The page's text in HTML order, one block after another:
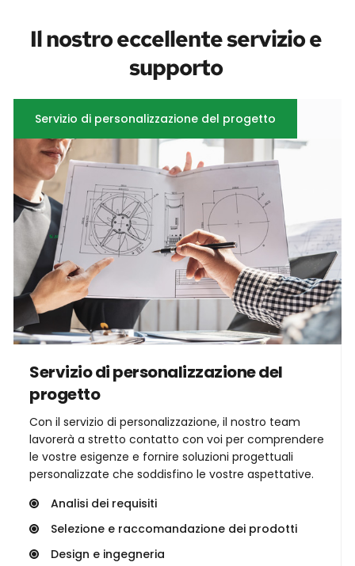
Il nostro eccellente servizio e
supporto
Servizio di personalizzazione del progetto
Servizio di personalizzazione del
progetto
Con il servizio di personalizzazione, il nostro team
lavorerà a stretto contatto con voi per comprendere
le vostre esigenze e fornire soluzioni progettuali
personalizzate che soddisfino le vostre aspettative.
Analisi dei requisiti
Selezione e raccomandazione dei prodotti
Design e ingegneria